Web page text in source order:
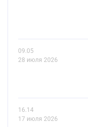
09.05
28 июля 2026
16.14
17 июля 2026